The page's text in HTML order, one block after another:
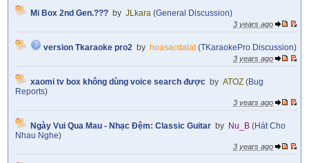
Mi Box 2nd Gen.??? by JLkara (General Discussion)
3 years ago
version Tkaraoke pro2 by hoasacdalat(TKaraokePro Discussion)
3 years ago
xaomi tv box không dùng voice search được by ATOZ (Bug
Reports)
3 years ago
Ngày Vui Qua Mau - Nhạc Đệm: Classic Guitar by Nu_B (Hát Cho
Nhau Nghe)
3 years ago